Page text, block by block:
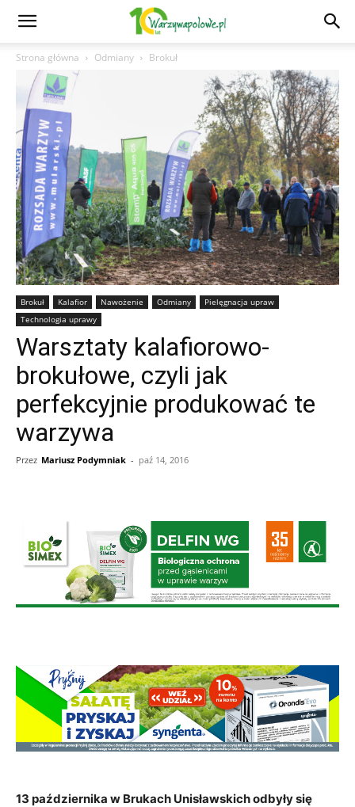
Strona główna Odmiany Brokuł
Brokuł Kalafior Nawożenie Odmiany
Pielęgnacja upraw
Technologia uprawy
Warsztaty kalafiorowo-
brokułowe, czyli jak
perfekcyjnie produkować te
warzywa
Przez Mariusz Podymniak - paź 14, 2016
13 października w Brukach Unisławskich odbyły się